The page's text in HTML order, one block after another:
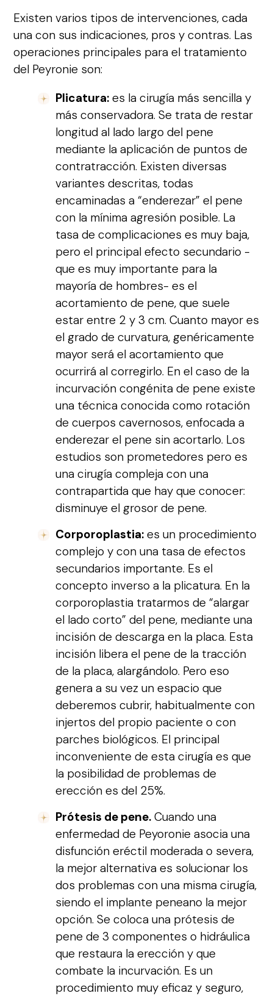
Existen varios tipos de intervenciones, cada
una con sus indicaciones, pros y contras. Las
operaciones principales para el tratamiento
del Peyronie son:
Plicatura:es la cirugía más sencilla y
más conservadora. Se trata de restar
longitud al lado largo del pene
mediante la aplicación de puntos de
contratracción. Existen diversas
variantes descritas, todas
encaminadas a “enderezar” el pene
con la mínima agresión posible. La
tasa de complicaciones es muy baja,
pero el principal efecto secundario -
que es muy importante para la
mayoría de hombres- es el
acortamiento de pene, que suele
estar entre 2 y 3 cm. Cuanto mayor es
el grado de curvatura, genéricamente
mayor será el acortamiento que
ocurrirá al corregirlo. En el caso de la
incurvación congénita de pene existe
una técnica conocida como rotación
de cuerpos cavernosos, enfocada a
enderezar el pene sin acortarlo. Los
estudios son prometedores pero es
una cirugía compleja con una
contrapartida que hay que conocer:
disminuye el grosor de pene.
Corporoplastia:es un procedimiento
complejo y con una tasa de efectos
secundarios importante. Es el
concepto inverso a la plicatura. En la
corporoplastia tratarmos de “alargar
el lado corto” del pene, mediante una
incisión de descarga en la placa. Esta
incisión libera el pene de la tracción
de la placa, alargándolo. Pero eso
genera a su vez un espacio que
deberemos cubrir, habitualmente con
injertos del propio paciente o con
parches biológicos. El principal
inconveniente de esta cirugía es que
la posibilidad de problemas de
erección es del 25%.
Prótesis de pene.Cuando una
enfermedad de Peyoronie asocia una
disfunción eréctil moderada o severa,
la mejor alternativa es solucionar los
dos problemas con una misma cirugía,
siendo el implante peneano la mejor
opción. Se coloca una prótesis de
pene de 3 componentes o hidráulica
que restaura la erección y que
combate la incurvación. Es un
procedimiento muy eficaz y seguro,